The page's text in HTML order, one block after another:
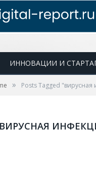
ИННОВАЦИИ И
» Posts Tagged "вирусная
ВИРУСНАЯ